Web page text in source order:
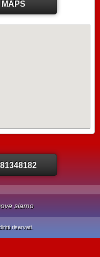
MAPS
siamo
riservati.